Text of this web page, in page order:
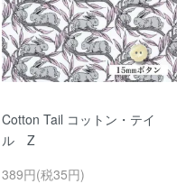
Cotton Tail コットン・テイ
ル Z
389円(税35円)